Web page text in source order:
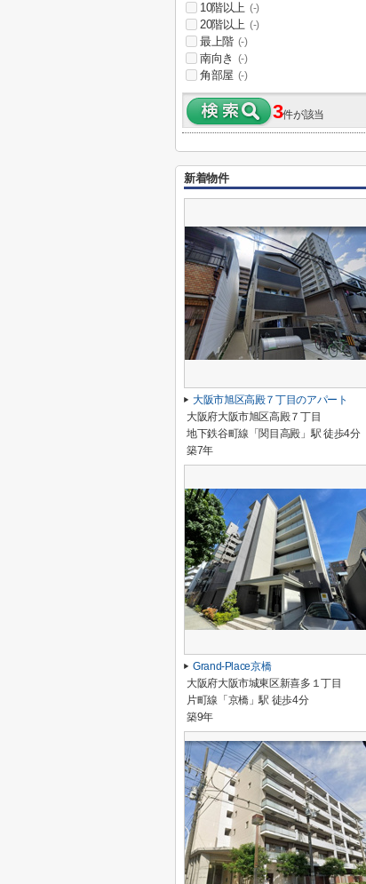
10階以上 (-)
20階以上 (-)
最上階 (-)
南向き (-)
角部屋 (-)
3件が該当
新着物件
大阪市旭区高殿７丁目のアパート
大阪府大阪市旭区高殿７丁目
地下鉄谷町線「関目高殿」駅 徒歩4分
築7年
Grand-Place京橋
大阪府大阪市城東区新喜多１丁目
片町線「京橋」駅 徒歩4分
築9年